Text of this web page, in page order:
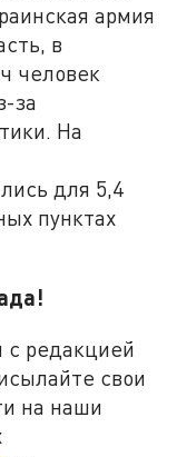
армия
в
человек
за
На
для 5,4
пунктах
с редакцией
свои
на наши